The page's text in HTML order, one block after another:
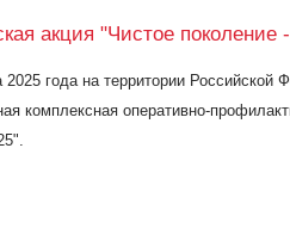
акция "Чистое поколение -
года на территории Российской
комплексная оперативно-